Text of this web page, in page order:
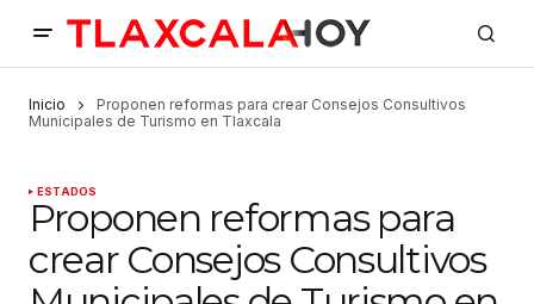
Inicio
Proponen reformas para crear Consejos Consultivos
Municipales de Turismo en Tlaxcala
ESTADOS
Proponen reformas para
crear Consejos Consultivos